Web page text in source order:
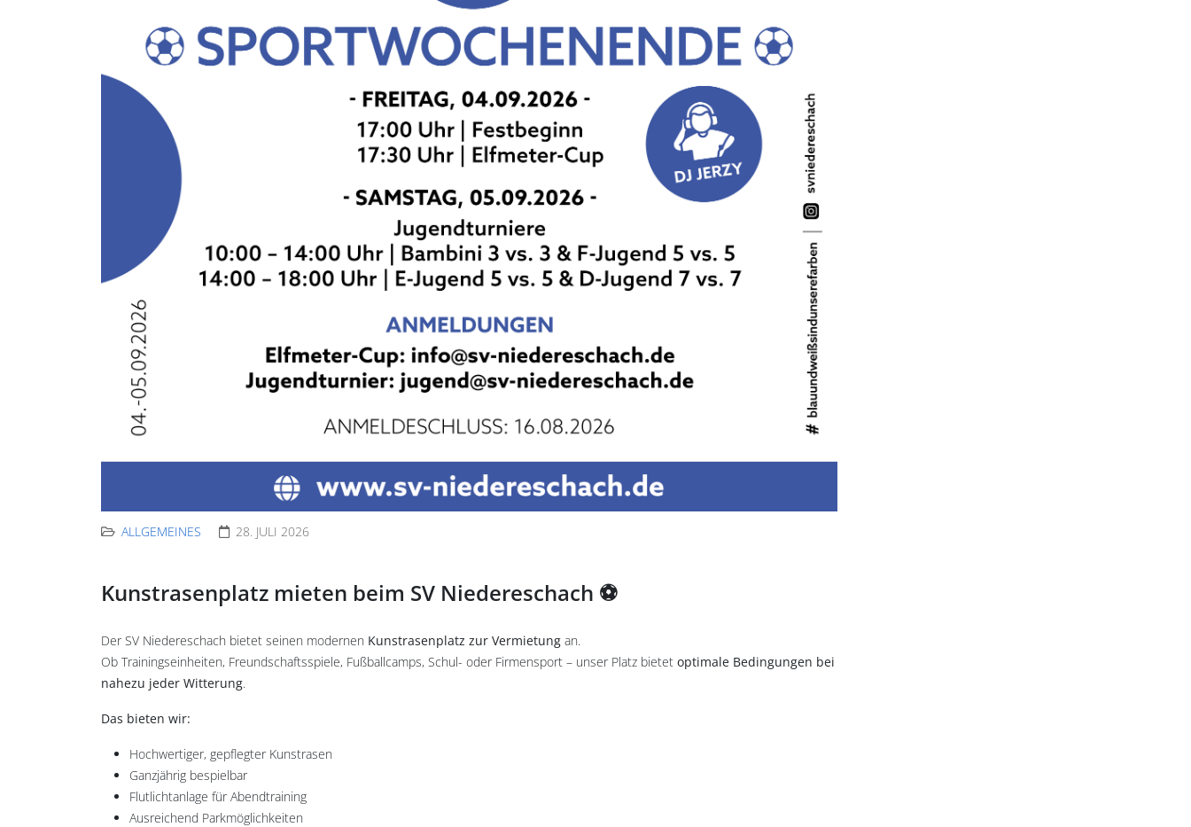
ALLGEMEINES 28. JULI 2026
Kunstrasenplatz mieten beim SV Niedereschach ⚽
Der SV Niedereschach bietet seinen modernen Kunstrasenplatz zur Vermietung an.
Ob Trainingseinheiten, Freundschaftsspiele, Fußballcamps, Schul- oder Firmensport – unser Platz bietet optimale Bedingungen bei
nahezu jeder Witterung.
Das bieten wir:
Hochwertiger, gepflegter Kunstrasen
Ganzjährig bespielbar
Flutlichtanlage für Abendtraining
Ausreichend Parkmöglichkeiten